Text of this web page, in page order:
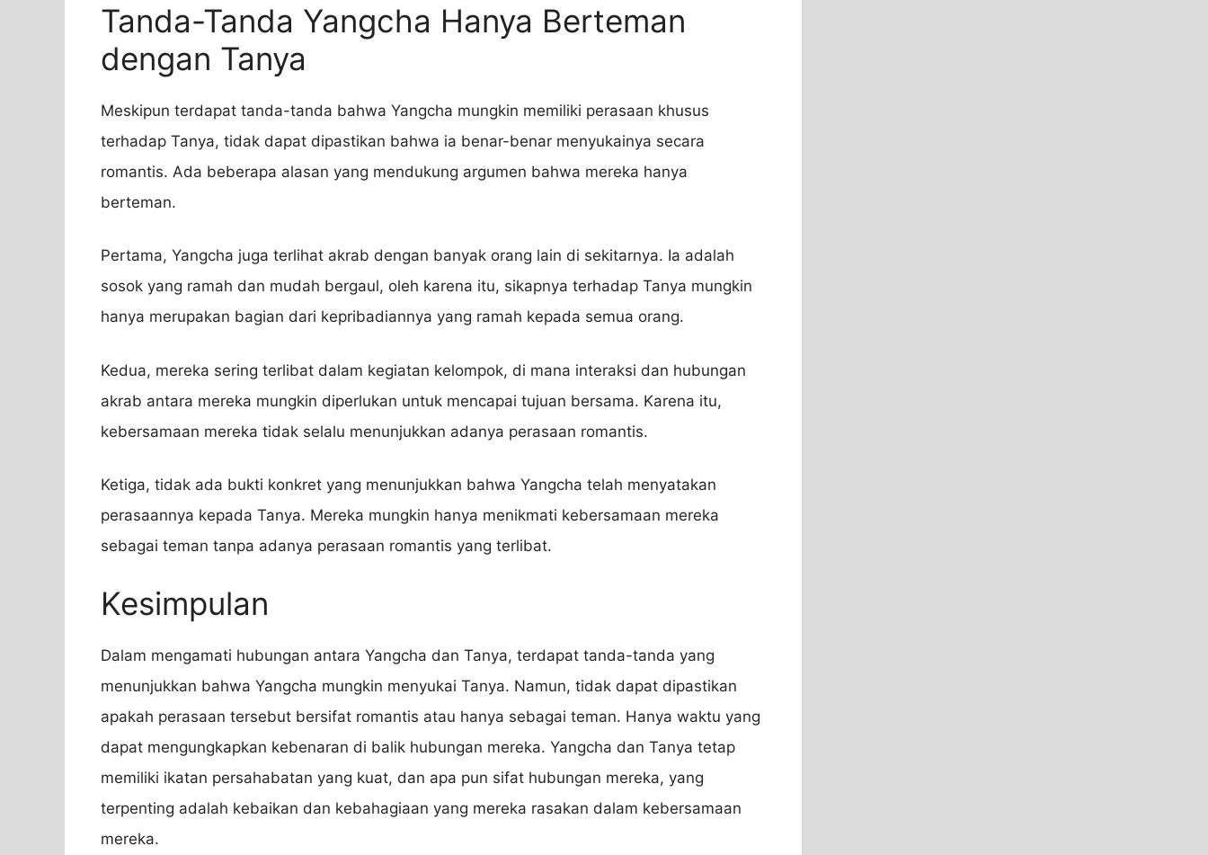
Tanda-Tanda Yangcha Hanya Berteman
dengan Tanya
Meskipun terdapat tanda-tanda bahwa Yangcha mungkin memiliki perasaan khusus
terhadap Tanya, tidak dapat dipastikan bahwa ia benar-benar menyukainya secara
romantis. Ada beberapa alasan yang mendukung argumen bahwa mereka hanya
berteman.
Pertama, Yangcha juga terlihat akrab dengan banyak orang lain di sekitarnya. Ia adalah
sosok yang ramah dan mudah bergaul, oleh karena itu, sikapnya terhadap Tanya mungkin
hanya merupakan bagian dari kepribadiannya yang ramah kepada semua orang.
Kedua, mereka sering terlibat dalam kegiatan kelompok, di mana interaksi dan hubungan
akrab antara mereka mungkin diperlukan untuk mencapai tujuan bersama. Karena itu,
kebersamaan mereka tidak selalu menunjukkan adanya perasaan romantis.
Ketiga, tidak ada bukti konkret yang menunjukkan bahwa Yangcha telah menyatakan
perasaannya kepada Tanya. Mereka mungkin hanya menikmati kebersamaan mereka
sebagai teman tanpa adanya perasaan romantis yang terlibat.
Kesimpulan
Dalam mengamati hubungan antara Yangcha dan Tanya, terdapat tanda-tanda yang
menunjukkan bahwa Yangcha mungkin menyukai Tanya. Namun, tidak dapat dipastikan
apakah perasaan tersebut bersifat romantis atau hanya sebagai teman. Hanya waktu yang
dapat mengungkapkan kebenaran di balik hubungan mereka. Yangcha dan Tanya tetap
memiliki ikatan persahabatan yang kuat, dan apa pun sifat hubungan mereka, yang
terpenting adalah kebaikan dan kebahagiaan yang mereka rasakan dalam kebersamaan
mereka.